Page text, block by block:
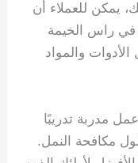
يمكن للعملاء أن
في راس الخيمة
والمواد
مدربة تدريبًا
مكافحة النمل.